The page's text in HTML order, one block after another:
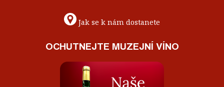
Jak se k nám dostanete
OCHUTNEJTE MUZEJNÍ VÍNO